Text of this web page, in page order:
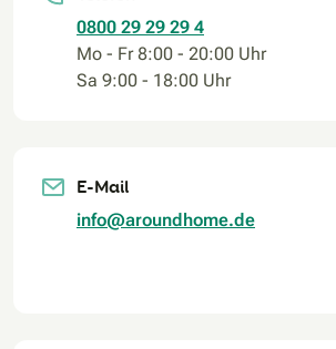
0800 29 29 29 4
Mo - Fr 8:00 - 20:00 Uhr
Sa 9:00 - 18:00 Uhr
E-Mail
info@aroundhome.de